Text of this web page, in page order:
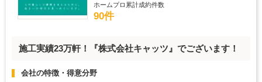
ホームプロ累計成約件数
90件
施工実績23万軒！『株式会社キャッツ』でございます！
会社の特徴・得意分野